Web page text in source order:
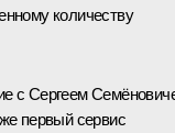
количеству
с Сергеем
первый сервис